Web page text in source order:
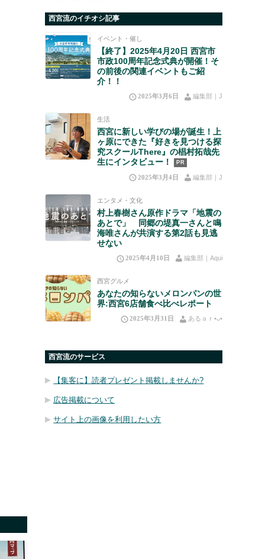
西宮流のイチオシ記事
イベント・催し
【終了】2025年4月20日 西宮市
市政100周年記念式典が開催！そ
の前後の関連イベントもご紹
介！！
2025年3月6日 編集部｜J
生活
西宮に新しい学びの場が誕生！上
ヶ原にできた『好きを見つける探
究スクールThere』の椙村拓哉先
生にインタビュー！
PR
2025年3月4日 編集部｜J
エンタメ・文化
村上春樹さん原作ドラマ「地震の
あとで」 同郷の堤真一さんと鳴
海唯さんが共演する第2話も見逃
せない
2025年4月10日 編集部｜Aqui
西宮グルメ
あなたの知らないメロンパンの世
界:西宮6店舗食べ比べレポート
2025年3月31日 あるａｒ•⁠ᴗ⁠•⁠
西宮流のサービス
【集客に】読者プレゼント掲載しませんか?
広告掲載について
サイト上の画像を利用したい方